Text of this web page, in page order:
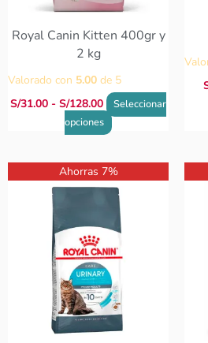
Royal Canin Kitten 400gr y
2 kg
Valorado con 5.00 de 5
S/31.00 - S/128.00
Seleccionar
opciones
elegir
de
producto
Ahorras 7%
Rango
de
precios:
desde
S/38.00
S/130.00
Este
producto
tiene
múltiples
Las
opciones
se
pueden
elegir